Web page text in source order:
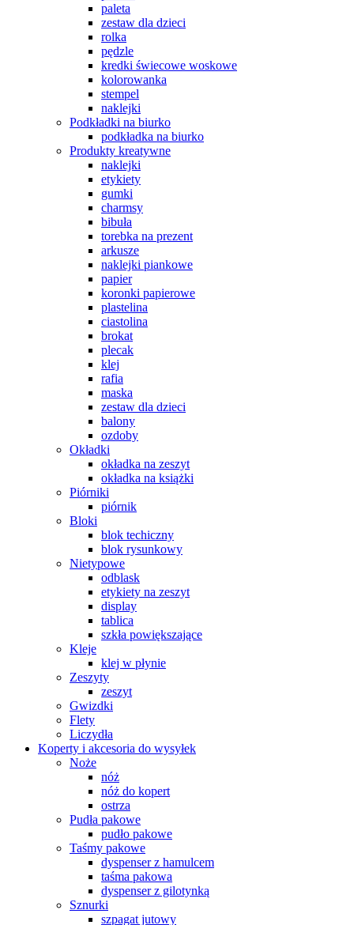
paleta
zestaw dla dzieci
rolka
pędzle
kredki świecowe woskowe
kolorowanka
stempel
naklejki
Podkładki na biurko
podkładka na biurko
Produkty kreatywne
naklejki
etykiety
gumki
charmsy
bibuła
torebka na prezent
arkusze
naklejki piankowe
papier
koronki papierowe
plastelina
ciastolina
brokat
plecak
klej
rafia
maska
zestaw dla dzieci
balony
ozdoby
Okładki
okładka na zeszyt
okładka na książki
Piórniki
piórnik
Bloki
blok techiczny
blok rysunkowy
Nietypowe
odblask
etykiety na zeszyt
display
tablica
szkła powiększające
Kleje
klej w płynie
Zeszyty
zeszyt
Gwizdki
Flety
Liczydła
Koperty i akcesoria do wysyłek
Noże
nóż
nóż do kopert
ostrza
Pudła pakowe
pudło pakowe
Taśmy pakowe
dyspenser z hamulcem
taśma pakowa
dyspenser z gilotynką
Sznurki
szpagat jutowy